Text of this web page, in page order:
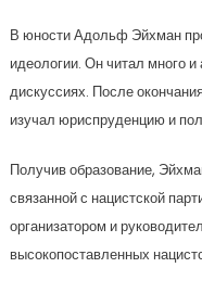
В юности Адольф Эйхман
идеологии. Он читал много и
дискуссиях. После
изучал юриспруденцию и
Получив образование,
связанной с нацистской
организатором и
высокопоставленных